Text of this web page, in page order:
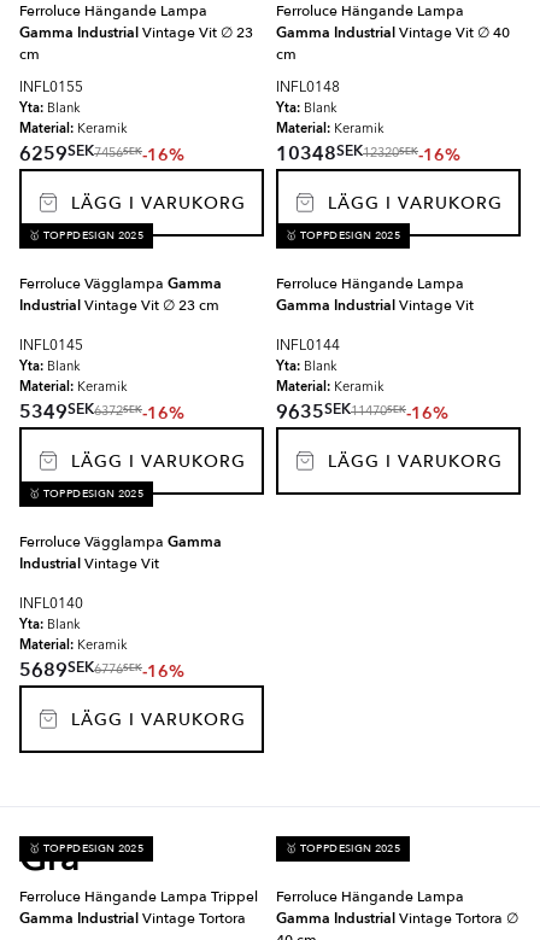
Ferroluce Hängande Lampa
Gamma IndustrialVintage Vit ∅ 23
cm
INFL0155
Yta: Blank
Material: Keramik
6259SEK7456SEK-16%
LÄGG I VARUKORG
Ferroluce Hängande Lampa
Gamma IndustrialVintage Vit ∅ 40
cm
INFL0148
Yta: Blank
Material: Keramik
10348SEK12320SEK-16%
LÄGG I VARUKORG
🥇 TOPPDESIGN 2025
Ferroluce Vägglampa Gamma
IndustrialVintage Vit ∅ 23 cm
INFL0145
Yta: Blank
Material: Keramik
5349SEK6372SEK-16%
LÄGG I VARUKORG
🥇 TOPPDESIGN 2025
Ferroluce Hängande Lampa
Gamma IndustrialVintage Vit
INFL0144
Yta: Blank
Material: Keramik
9635SEK11470SEK-16%
LÄGG I VARUKORG
🥇 TOPPDESIGN 2025
Ferroluce Vägglampa Gamma
IndustrialVintage Vit
INFL0140
Yta: Blank
Material: Keramik
5689SEK6776SEK-16%
LÄGG I VARUKORG
Grå
🥇 TOPPDESIGN 2025
Ferroluce Hängande Lampa Trippel
Gamma IndustrialVintage Tortora
🥇 TOPPDESIGN 2025
Ferroluce Hängande Lampa
Gamma IndustrialVintage Tortora ∅